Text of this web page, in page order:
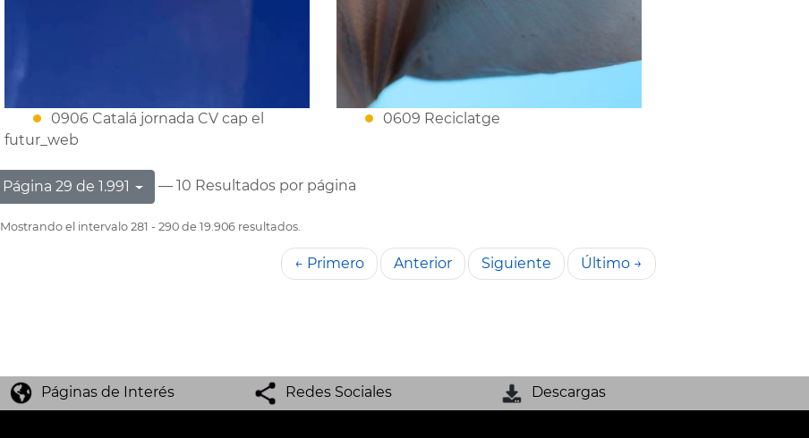
0906 Catalá jornada CV cap el
futur_web
0609 Reciclatge
Página 29 de 1.991 — 10 Resultados por página
Mostrando el intervalo 281 - 290 de 19.906 resultados.
← Primero Anterior Siguiente Último →
Páginas de Interés Redes Sociales Descargas